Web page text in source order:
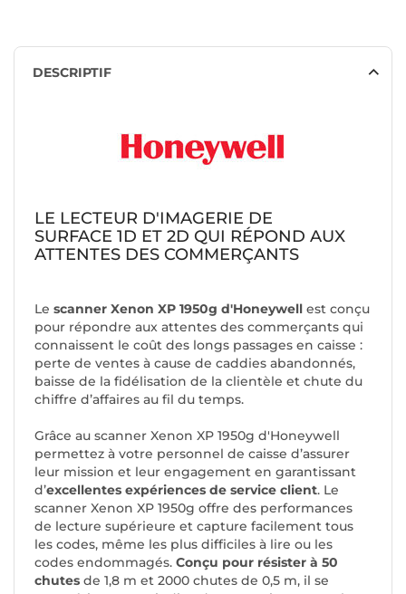
DESCRIPTIF
LE LECTEUR D'IMAGERIE DE
SURFACE 1D ET 2D QUI RÉPOND AUX
ATTENTES DES COMMERÇANTS
Le scanner Xenon XP 1950g d'Honeywell est conçu
pour répondre aux attentes des commerçants qui
connaissent le coût des longs passages en caisse :
perte de ventes à cause de caddies abandonnés,
baisse de la fidélisation de la clientèle et chute du
chiffre d’affaires au fil du temps.
Grâce au scanner Xenon XP 1950g d'Honeywell
permettez à votre personnel de caisse d’assurer
leur mission et leur engagement en garantissant
d’excellentes expériences de service client. Le
scanner Xenon XP 1950g offre des performances
de lecture supérieure et capture facilement tous
les codes, même les plus difficiles à lire ou les
codes endommagés. Conçu pour résister à 50
chutes de 1,8 m et 2000 chutes de 0,5 m, il se